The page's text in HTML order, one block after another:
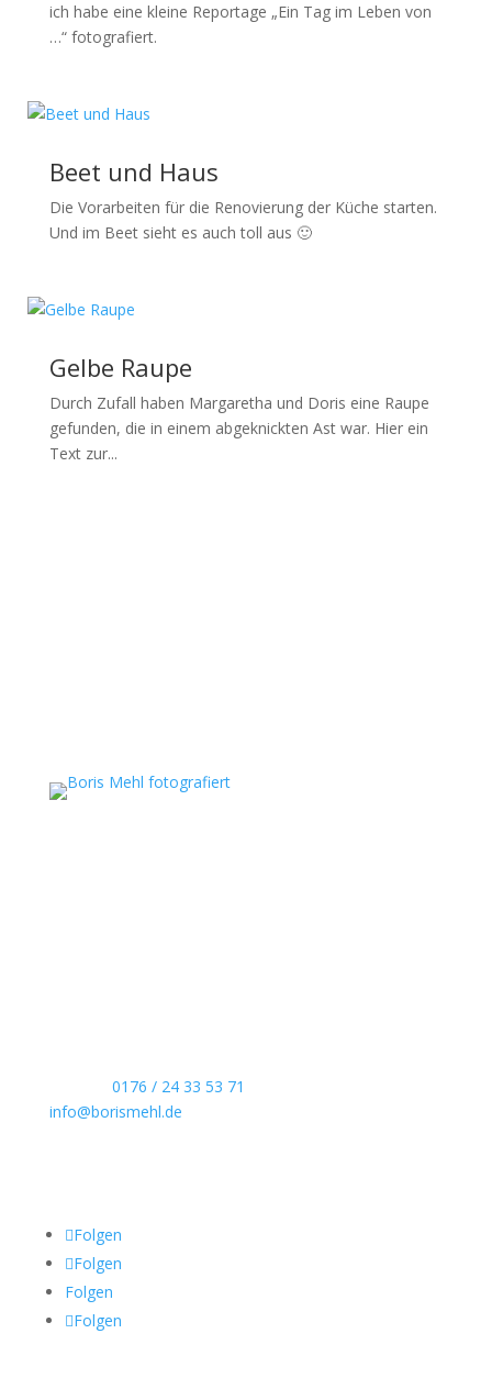
ich habe eine kleine Reportage „Ein Tag im Leben von
…“ fotografiert.
Beet und Haus
Die Vorarbeiten für die Renovierung der Küche starten.
Und im Beet sieht es auch toll aus 🙂
Gelbe Raupe
Durch Zufall haben Margaretha und Doris eine Raupe
gefunden, die in einem abgeknickten Ast war. Hier ein
Text zur...
0176 / 24 33 53 71
info@borismehl.de
Folgen
Folgen
Folgen
Folgen